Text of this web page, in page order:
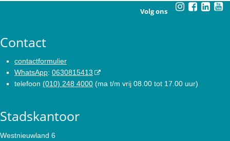
Volg ons
Contact
contactformulier
WhatsApp: 0630815413
telefoon (010) 248 4000 (ma t/m vrij 08.00 tot 17.00 uur)
Stadskantoor
Westnieuwland 6